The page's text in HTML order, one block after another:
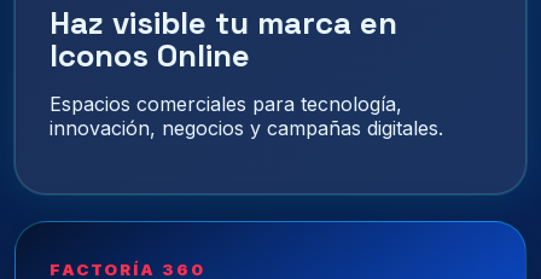
Haz visible tu marca en
Iconos Online
Espacios comerciales para tecnología,
innovación, negocios y campañas digitales.
FACTORÍA 360